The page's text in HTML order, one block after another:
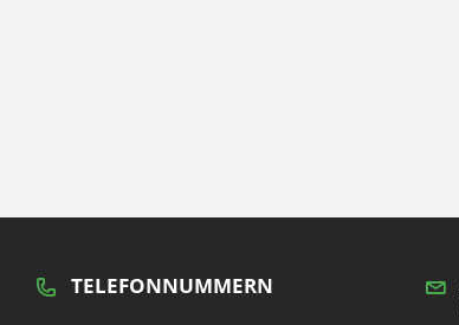
TELEFONNUMMERN